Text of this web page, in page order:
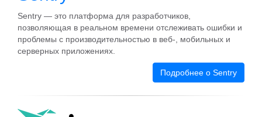
Sentry — это платформа для разработчиков,
позволяющая в реальном времени отслеживать ошибки и
проблемы с производительностью в веб-, мобильных и
серверных приложениях.
Подробнее о Sentry